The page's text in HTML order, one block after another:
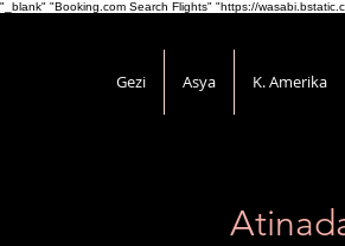
"_blank" "Booking.com Search Flights" "https://
Gezi Asya K. Amerika